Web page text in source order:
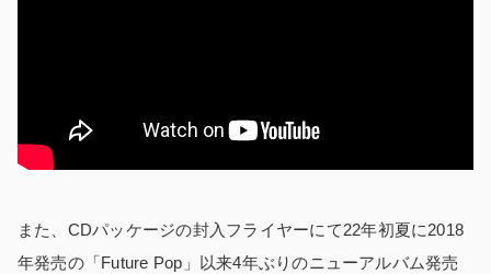
また、CDパッケージの封入フライヤーにて22年初夏に2018
年発売の「Future Pop」以来4年ぶりのニューアルバム発売